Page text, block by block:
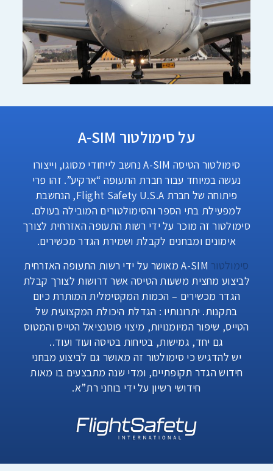
על סימולטור A-SIM
סימולטור הטיסה A-SIM נחשב לייחודי מסוגו, וייצורו
נעשה במיוחד עבור חברת התעופה “ארקיע”. זהו פרי
פיתוחה של חברת Flight Safety U.S.A, הנחשבת
למפעילת בתי הספר והסימולטורים המובילה בעולם.
סימולטור זה מוכר על ידי רשות התעופה האזרחית לצורך
אימונים ומבחנים לקבלת ושמירת הגדר מכשירים.
סימולטור
A-SIM מאושר על ידי רשות התעופה האזרחית
לביצוע מחצית משעות הטיסה אשר דרושות לצורך קבלת
הגדר מכשירים – הכמות המקסימלית המותרת כיום
בתקנות. יתרונותיו : הגדלת היכולת המקצועית של
הטייס, שיפור המיומנויות, מיצוי פוטנציאל הטייס והמטוס
גם יחד, גמישות, בטיחות בטיסה ועוד ועוד..
יש להדגיש כי סימולטור זה מאושר גם לביצוע מבחני
חידוש הגדר תקופתיים, ומדי שנה מתבצעים בו מאות
חידושי רשיון על ידי בוחני רת”א.